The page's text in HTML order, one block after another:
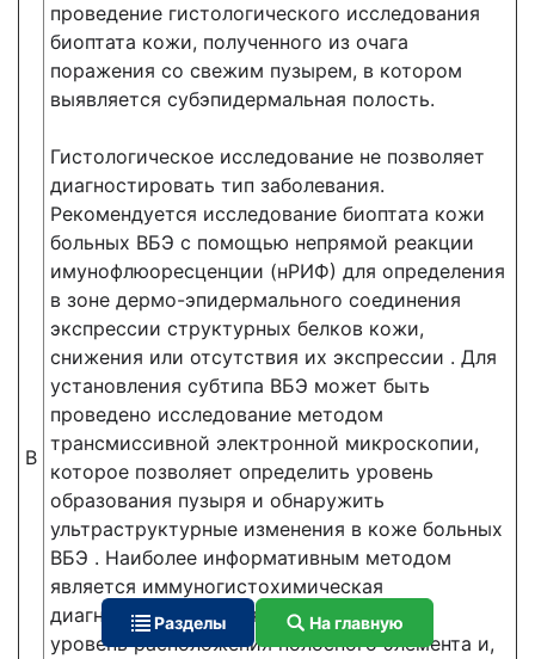
В
проведение гистологического исследования
биоптата кожи, полученного из очага
поражения со свежим пузырем, в котором
выявляется субэпидермальная полость.
Гистологическое исследование не позволяет
диагностировать тип заболевания.
Рекомендуется исследование биоптата кожи
больных ВБЭ с помощью непрямой реакции
имунофлюоресценции (нРИФ) для определения
в зоне дермо-эпидермального соединения
экспрессии структурных белков кожи,
снижения или отсутствия их экспрессии . Для
установления субтипа ВБЭ может быть
проведено исследование методом
трансмиссивной электронной микроскопии,
которое позволяет определить уровень
образования пузыря и обнаружить
ультраструктурные изменения в коже больных
ВБЭ . Наиболее информативным методом
является иммуногистохимическая
диагностика, позволяющая определять
уровень расположения полосного элемента и,
Разделы На главную